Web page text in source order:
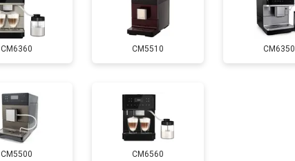
CM6360 CM5510 CM6350
CM5500 CM6560